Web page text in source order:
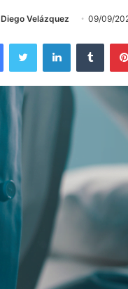
Diego Velázquez 09/09/
FacebookTwitter Linkedin